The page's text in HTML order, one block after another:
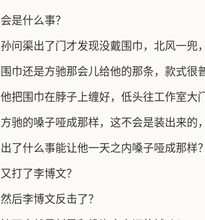
会是什么事？
孙问渠出了门才发现没戴围巾，北风一兜
围巾还是方驰那会儿给他的那条，款式很
他把围巾在脖子上缠好，低头往工作室大
方驰的嗓子哑成那样，这不会是装出来的
出了什么事能让他一天之内嗓子哑成那样？
又打了李博文？
然后李博文反击了？